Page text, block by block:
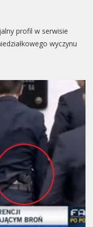
profil w serwisie
wyczynu